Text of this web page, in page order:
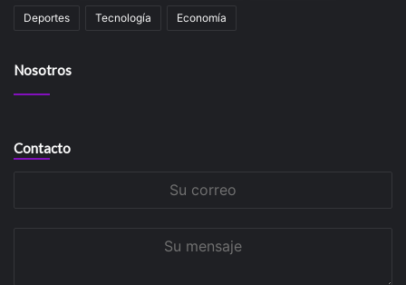
Deportes Tecnología Economía
Nosotros
Contacto